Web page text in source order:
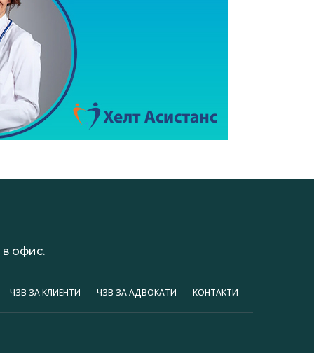
офис.
ЧЗВ ЗА КЛИЕНТИ ЧЗВ ЗА АДВОКАТИ КОНТАКТИ